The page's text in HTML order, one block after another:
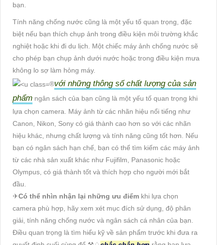
bạn.
Tính năng chống nước cũng là một yếu tố quan trọng, đặc
biệt nếu bạn thích chụp ảnh trong điều kiện môi trường khắc
nghiệt hoặc khi đi du lịch. Một chiếc máy ảnh chống nước sẽ
cho phép bạn chụp ảnh dưới nước hoặc trong điều kiện mưa
không lo sợ làm hỏng máy.
®️với những thông số chất lượng của sản
phẩm ngân sách của bạn cũng là một yếu tố quan trọng khi
lựa chọn camera. Máy ảnh từ các nhãn hiệu nổi tiếng như
Canon, Nikon, Sony có giá thành cao hơn so với các nhãn
hiệu khác, nhưng chất lượng và tính năng cũng tốt hơn. Nếu
bạn có ngân sách hạn chế, bạn có thể tìm kiếm các máy ảnh
từ các nhà sản xuất khác như Fujifilm, Panasonic hoặc
Olympus, có giá thành tốt và thích hợp cho người mới bắt
đầu.
✈Có thể nhìn nhận lại những ưu điểm khi lựa chọn
camera phù hợp, hãy xem xét mục đích sử dụng, độ phân
giải, tính năng chống nước và ngân sách cá nhân của bạn.
Điều quan trọng là tìm hiểu kỹ về sản phẩm trước khi đưa ra